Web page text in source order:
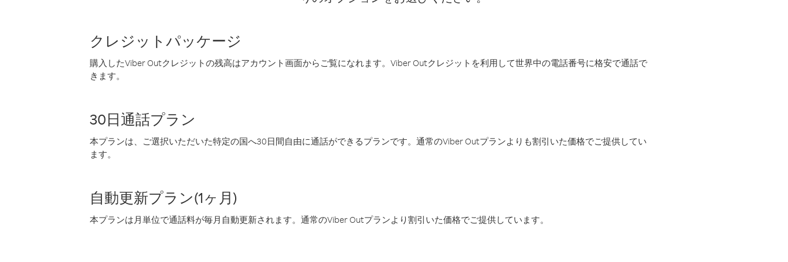
クレジットパッケージ
購入したViber Outクレジットの残高はアカウント画面からご覧になれます。Viber Outクレジットを利用して世界中の電話番号に格安で通話で
きます。
30日通話プラン
本プランは、ご選択いただいた特定の国へ30日間自由に通話ができるプランです。通常のViber Outプランよりも割引いた価格でご提供してい
ます。
自動更新プラン(1ヶ月)
本プランは月単位で通話料が毎月自動更新されます。通常のViber Outプランより割引いた価格でご提供しています。